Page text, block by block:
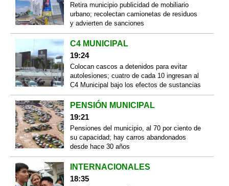
Retira municipio publicidad de mobiliario
urbano; recolectan camionetas de residuos
y advierten de sanciones
C4 MUNICIPAL
19:24
Colocan cascos a detenidos para evitar
autolesiones; cuatro de cada 10 ingresan al
C4 Municipal bajo los efectos de sustancias
PENSIÓN MUNICIPAL
19:21
Pensiones del municipio, al 70 por ciento de
su capacidad; hay carros abandonados
desde hace 30 años
INTERNACIONALES
18:35